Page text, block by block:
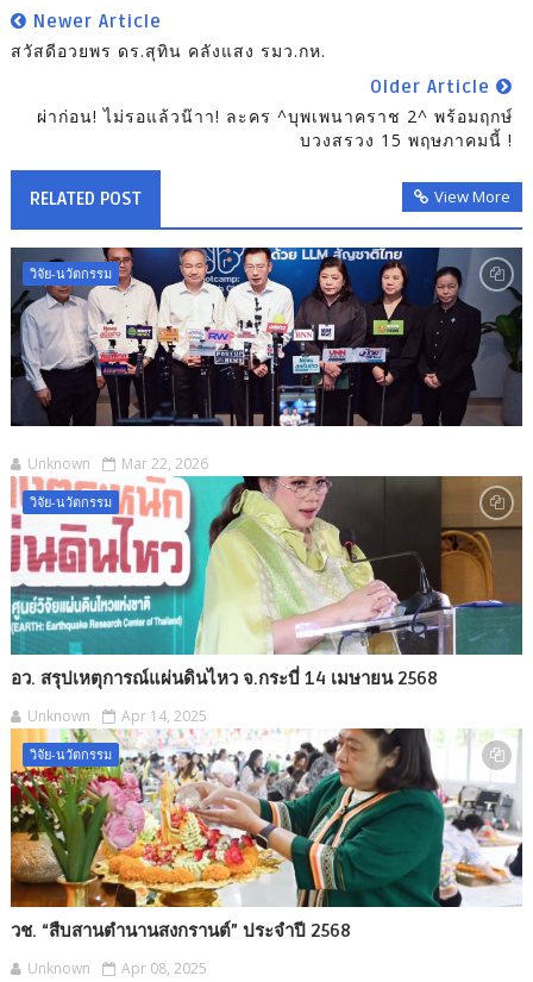
Newer Article
สวัสดีอวยพร ดร.สุทิน คลังแสง รมว.กห.
Older Article
ผ่าก่อน! ไม่รอแล้วน๊าา! ละคร ^บุพเพนาคราช 2^ พร้อมฤกษ์
บวงสรวง 15 พฤษภาคมนี้ !
RELATED POST View More
วิจัย-นวัตกรรม
Unknown Mar 22, 2026
วิจัย-นวัตกรรม
อว. สรุปเหตุการณ์แผ่นดินไหว จ.กระบี่ 14 เมษายน 2568
Unknown Apr 14, 2025
วิจัย-นวัตกรรม
วช. “สืบสานตำนานสงกรานต์” ประจำปี 2568
Unknown Apr 08, 2025